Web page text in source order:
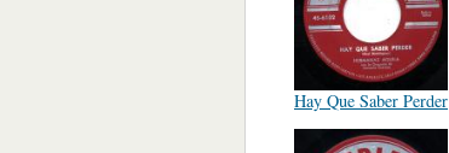
Hay Que Saber Perder